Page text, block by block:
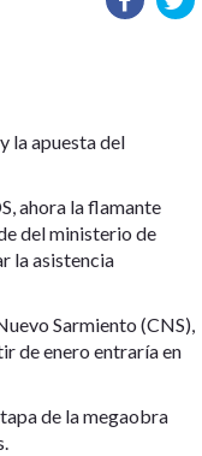
la apuesta del
ahora la flamante
del ministerio de
la asistencia
Sarmiento (CNS),
de enero entraría en
de la megaobra